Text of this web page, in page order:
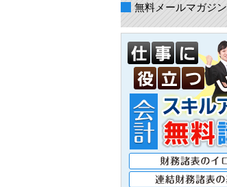
無料メールマガジン